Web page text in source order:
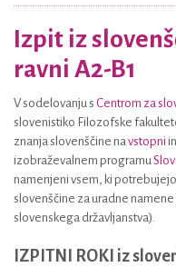
Izpit iz
ravni A2-B1
V sodelovanju s Centrom za
slovenistiko Filozofske
znanja slovenščine navstopni in
izobraževalnem programu
namenjeni vsem, ki
slovenščine za uradne
slovenskega državljanstva).
IZPITNI ROKI iz